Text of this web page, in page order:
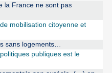
la France ne sont pas
mobilisation citoyenne et
sans logements…
publiques est le